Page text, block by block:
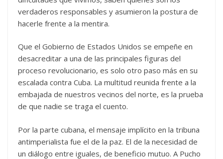
verdaderos responsables y asumieron la postura de
hacerle frente a la mentira.
Que el Gobierno de Estados Unidos se empeñe en
desacreditar a una de las principales figuras del
proceso revolucionario, es solo otro paso más en su
escalada contra Cuba. La multitud reunida frente a la
embajada de nuestros vecinos del norte, es la prueba
de que nadie se traga el cuento.
Por la parte cubana, el mensaje implícito en la tribuna
antimperialista fue el de la paz. El de la necesidad de
un diálogo entre iguales, de beneficio mutuo. A Pucho